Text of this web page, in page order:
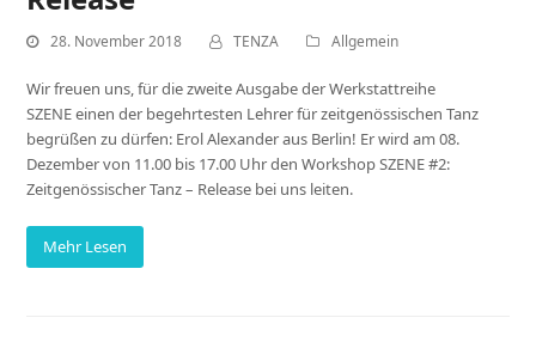
28. November 2018 TENZA Allgemein
Wir freuen uns, für die zweite Ausgabe der Werkstattreihe
SZENE einen der begehrtesten Lehrer für zeitgenössischen Tanz
begrüßen zu dürfen: Erol Alexander aus Berlin! Er wird am 08.
Dezember von 11.00 bis 17.00 Uhr den Workshop SZENE #2:
Zeitgenössischer Tanz – Release bei uns leiten.
Mehr Lesen